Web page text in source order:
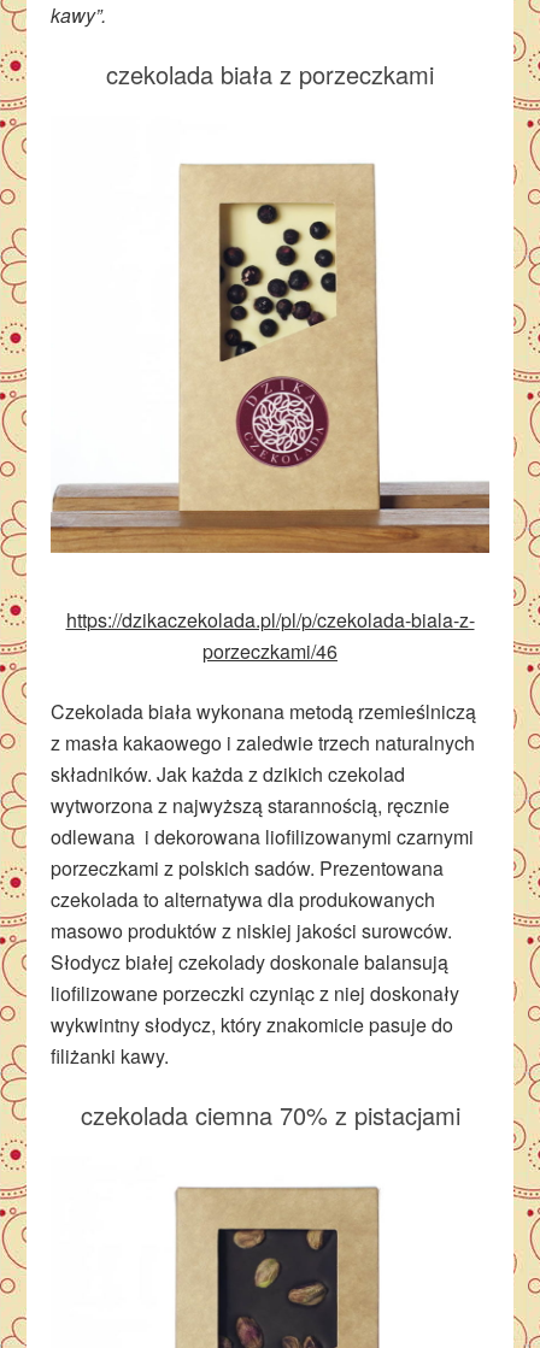
kawy”.
czekolada biała z porzeczkami
https://dzikaczekolada.pl/pl/p/czekolada-biala-z-
porzeczkami/46
Czekolada biała wykonana metodą rzemieślniczą
z masła kakaowego i zaledwie trzech naturalnych
składników. Jak każda z dzikich czekolad
wytworzona z najwyższą starannością, ręcznie
odlewana i dekorowana liofilizowanymi czarnymi
porzeczkami z polskich sadów. Prezentowana
czekolada to alternatywa dla produkowanych
masowo produktów z niskiej jakości surowców.
Słodycz białej czekolady doskonale balansują
liofilizowane porzeczki czyniąc z niej doskonały
wykwintny słodycz, który znakomicie pasuje do
filiżanki kawy.
czekolada ciemna 70% z pistacjami